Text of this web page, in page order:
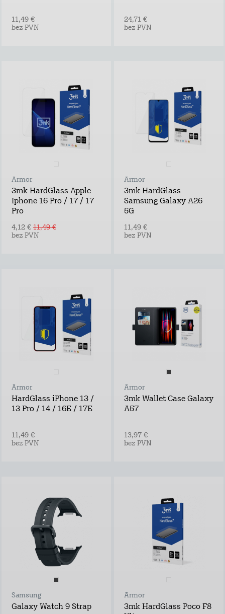
11,49 €
bez PVN
24,71 €
bez PVN
Armor
3mk HardGlass Apple
Iphone 16 Pro / 17 / 17
Pro
4,12 € 11,49 €
bez PVN
Armor
3mk HardGlass
Samsung Galaxy A26
5G
11,49 €
bez PVN
Armor
HardGlass iPhone 13 /
13 Pro / 14 / 16E / 17E
11,49 €
bez PVN
Armor
3mk Wallet Case Galaxy
A57
13,97 €
bez PVN
Samsung
Galaxy Watch 9 Strap
Armor
3mk HardGlass Poco F8